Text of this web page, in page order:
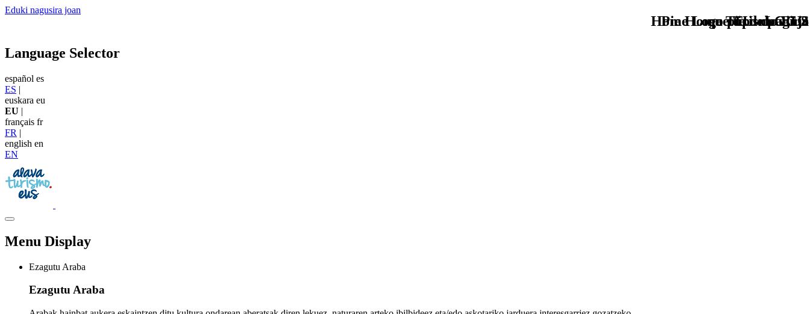
Eduki nagusira joan
TU - LOGO
Language Selector
español es
ES |
euskara eu
EU |
français fr
FR |
english en
EN
Menu Display
Ezagutu Araba
Ezagutu Araba
que tipo de viaje
Home Logo pie de página
Pie Home Turismo EUS